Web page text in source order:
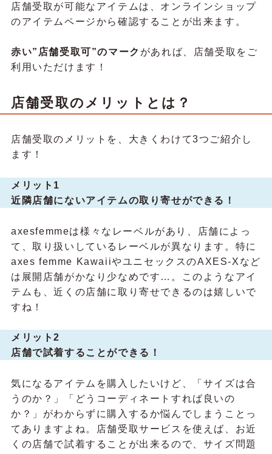
店舗受取が可能なアイテムは、オンラインショップ
のアイテムページから確認することが出来ます。
赤い”店舗受取可”のマーク があれば、店舗受取をご
利用いただけます！
店舗受取のメリットとは？
店舗受取のメリットを、大きくわけて3つご紹介し
ます！
メリット1
近隣店舗にないアイテムの取り寄せができる！
axesfemmeは様々なレーベルがあり、店舗によっ
て、取り扱いしているレーベルが異なります。特に
axes femme KawaiiやユニセックスのAXES-Xなど
は展開店舗がかなり少なめです…。このようなアイ
テムも、近くの店舗に取り寄せできるのは嬉しいで
すね！
メリット2
店舗で試着することができる！
気になるアイテムを購入したいけど、「サイズは合
うのか？」「どうコーディネートすれば良いの
か？」がわからずに購入するか悩んでしまうことっ
てありますよね。店舗受取サービスを使えば、お近
くの店舗で試着することが出来るので、サイズ問題